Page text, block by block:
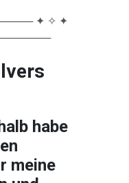
✦ ✧ ✦
habe
meine